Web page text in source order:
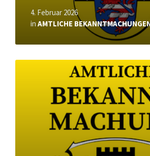
4. Februar 2026
in AMTLICHE
Read